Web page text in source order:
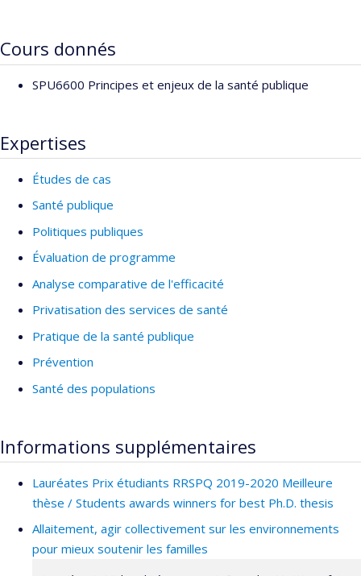
Cours donnés
SPU6600 Principes et enjeux de la santé publique
Expertises
Études de cas
Santé publique
Politiques publiques
Évaluation de programme
Analyse comparative de l'efficacité
Privatisation des services de santé
Pratique de la santé publique
Prévention
Santé des populations
Informations supplémentaires
Lauréates Prix étudiants RRSPQ 2019-2020 Meilleure
thèse / Students awards winners for best Ph.D. thesis
Allaitement, agir collectivement sur les environnements
pour mieux soutenir les familles